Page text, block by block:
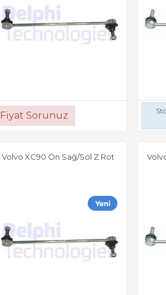
Fiyat Sorunuz
Volvo XC90 Ön Sağ/Sol Z Rot